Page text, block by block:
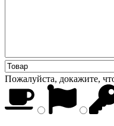
Пожалуйста, докажите,